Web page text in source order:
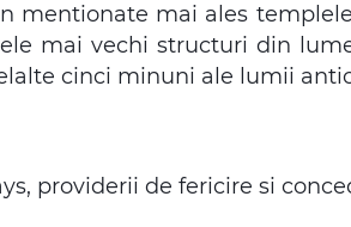
mentionate mai ales
mai vechi structuri din
cinci minuni ale lumii
providerii de fericire si